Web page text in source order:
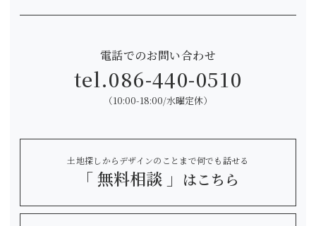
電話でのお問い合わせ
tel.086-440-0510
（10:00-18:00/水曜定休）
土地探しからデザインのことまで何でも話せる
「 無料相談 」 はこちら